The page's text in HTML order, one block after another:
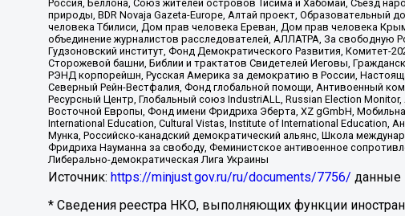
Россия, Беллона, Союз жителей островов Тисима и Хабомаи, Съезд
природы, BDR Novaja Gazeta-Europe, Алтай проект,
человека Тбилиси, Дом прав человека Ереван, Дом прав человека
объединение журналистов расследователей, АЛЛАТРА, За свободную
Гудзоновский институт, Фонд Демократического Развития, Комитет-
Сторожевой башни, Библии и трактатов Свидетелей Иеговы,
РЭНД корпорейшн, Русская Америка за демократию в России,
Северный Рейн-Вестфалия, Фонд глобальной помощи, Антивоенный
Ресурсный Центр, Глобальный союз IndustriALL, Russian Election
Восточной Европы, Фонд имени Фридриха Эберта, XZ gGmbH,
International Education, Cultural Vistas, Institute of International
Мунка, Российско-канадский демократический альянс, Школа
Фридриха Науманна за свободу, Феминистское антивоенное
Либерально-демократическая Лига Украины
Источник: https://minjust.gov.ru/ru/documents/7756/ данные
* Сведения реестра НКО, выполняющих функции